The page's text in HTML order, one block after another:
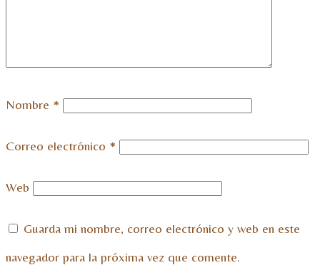
Nombre *
Correo electrónico *
Web
Guarda mi nombre, correo electrónico y web en este
navegador para la próxima vez que comente.